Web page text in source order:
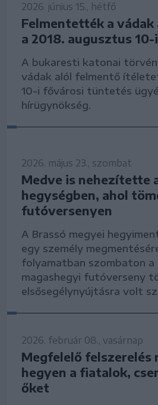
2026. június 15., hétfő
Felmentették a
a 2018. augusztus
A bukaresti katonai
vádak alól felmentő
10-i fővárosi tüntetés
hírügynökség.
2026. május 23., szombat
Medve is nehezítette
hegységben, ahol
futóversenyen
A Brassó megyei
egy személy
folyamatban szombaton a
magashegyi futóverseny
elsősegélynyújtásra volt
2026. február 08., vasárnap
Megfelelő felszerelés
hegyen a fiatalok,
őket